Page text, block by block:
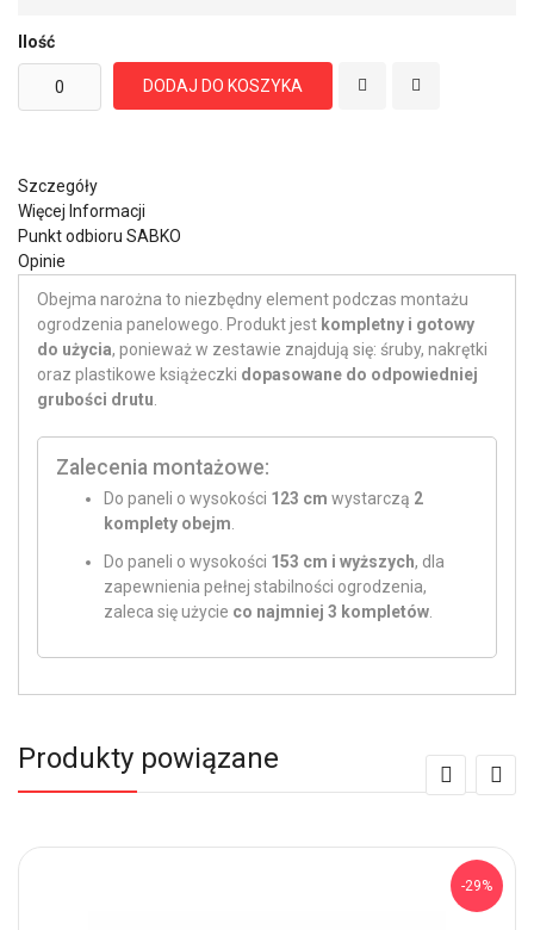
Ilość
DODAJ DO KOSZYKA
Szczegóły
Więcej Informacji
Punkt odbioru SABKO
Opinie
Obejma narożna to niezbędny element podczas montażu
ogrodzenia panelowego. Produkt jest kompletny i gotowy
do użycia, ponieważ w zestawie znajdują się: śruby, nakrętki
oraz plastikowe książeczki dopasowane do odpowiedniej
grubości drutu
Zalecenia montażowe:
Do paneli o wysokości 123 cm wystarczą 2
komplety obejm
Do paneli o wysokości 153 cm i wyższych, dla
zapewnienia pełnej stabilności ogrodzenia,
zaleca się użycie co najmniej 3 kompletów
Produkty powiązane
-29%